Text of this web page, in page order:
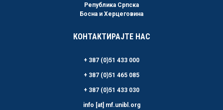
Република Српска
Босна и Херцеговина
КОНТАКТИРАЈТЕ НАС
+ 387 (0)51 433 000
+ 387 (0)51 465 085
+ 387 (0)51 433 030
info [at] mf.unibl.org